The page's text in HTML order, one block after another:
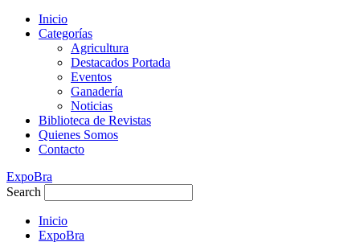
Inicio
Categorías
Agricultura
Destacados Portada
Eventos
Ganadería
Noticias
Biblioteca de Revistas
Quienes Somos
Contacto
ExpoBra
Search
Inicio
ExpoBra